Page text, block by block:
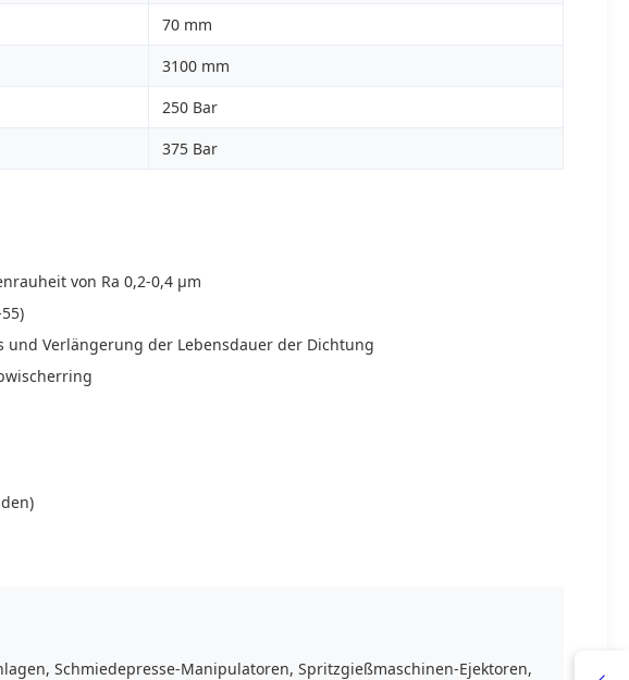
70 mm
3100 mm
250 Bar
375 Bar
von Ra 0,2-0,4 μm
Verlängerung der Lebensdauer der Dichtung
Schmiedepresse-Manipulatoren, Spritzgießmaschinen-Ejektoren,